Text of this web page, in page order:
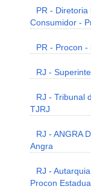
PR -
Consumidor -
PR - Procon -
RJ -
RJ - Tribunal
TJRJ
RJ - ANGRA
Angra
RJ -
Procon